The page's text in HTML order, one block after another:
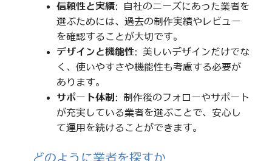
信頼性と実績: 自社のニーズにあった業者を
選ぶためには、過去の制作実績やレビュー
を確認することが大切です。
デザインと機能性: 美しいデザインだけでな
く、使いやすさや機能性も考慮する必要が
あります。
サポート体制 : 制作後のフォローやサポート
が充実している業者を選ぶことで、安心し
て運用を続けることができます。
どのように業者を探すか